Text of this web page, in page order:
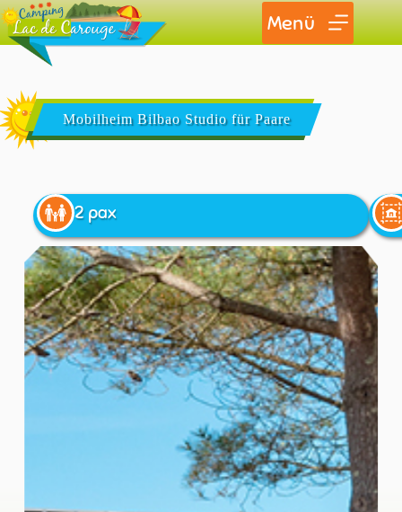
Menü
Mobilheim Bilbao Studio für Paare
2 pax